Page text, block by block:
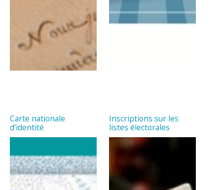
Carte nationale
d’identité
Inscriptions sur les
listes électorales